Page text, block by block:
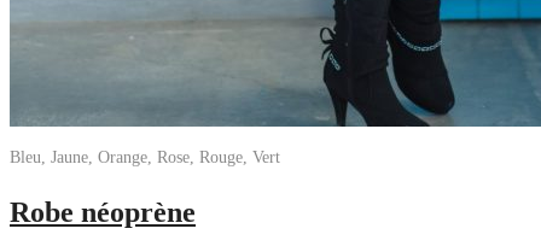
Bleu, Jaune, Orange, Rose, Rouge, Vert
Robe néoprène